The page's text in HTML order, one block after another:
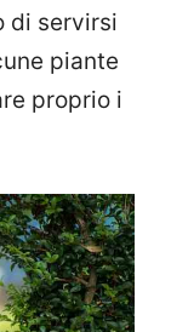
di servirsi
piante
proprio i